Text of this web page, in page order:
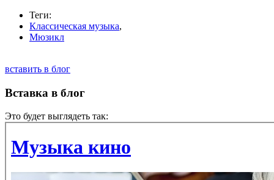
Теги:
Классическая музыка,
Мюзикл
вставить в блог
Вставка в блог
Это будет выглядеть так: